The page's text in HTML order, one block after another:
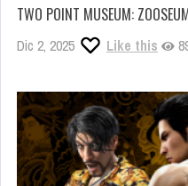
TWO POINT MUSEUM:
Dic 2, 2025 Like this